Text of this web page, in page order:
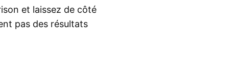
et laissez de côté
pas des résultats